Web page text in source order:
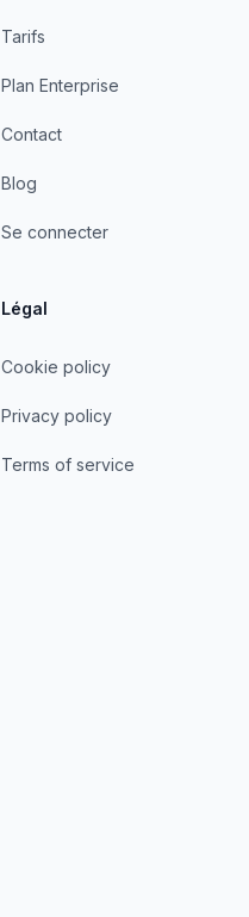
Tarifs
Plan Enterprise
Contact
Blog
Se connecter
Légal
Cookie policy
Privacy policy
Terms of service